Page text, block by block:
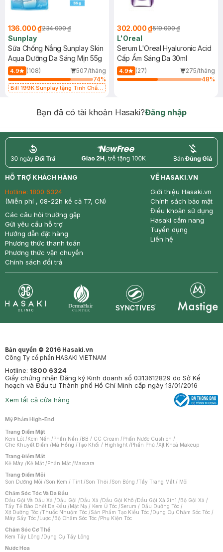
136.000 ₫234.000 ₫
Sunplay
Sữa Chống Nắng Sunplay Skin
Aqua Dưỡng Da Sáng Mịn 55g
4.9 (108)
507/tháng
74%
Bill 199K Sunplay tặng Tinh Chất
302.000 ₫519.000 ₫
L'Oreal
Serum L'Oreal Hyaluronic Acid
Cấp Ẩm Sáng Da 30ml
4.9 (27)
275/tháng
48%
Bạn đã có tài khoản Hasaki?Đăng nhập
return nowfree price
HỖ TRỢ KHÁCH HÀNG
Hotline: 1800 6324
(Miễn phí , 08-22h kể cả T7, CN)
Các câu hỏi thường gặp
Gửi yêu cầu hỗ trợ
Hướng dẫn đặt hàng
Phương thức thanh toán
Phương thức vận chuyển
Chính sách đổi trả
VỀ HASAKI.VN
Giới thiệu Hasaki.vn
Chính sách bảo mật
Điều khoản sử dụng
Hasaki cẩm nang
Tuyển dụng
Liên hệ
Bản quyền © 2016 Hasaki.vn
Công Ty cổ phần HASAKI VIETNAM
Hotline: 1800 6324
Giấy chứng nhận Đăng ký Kinh doanh số 0313612829 do Sở Kế
hoạch và Đầu tư Thành phố Hồ Chí Minh cấp ngày 13/01/2016
Xem tất cả cửa hàng
Mỹ Phẩm High-End
Trang Điểm Mặt
Kem Lót /Kem Nền /Phấn Nền /BB / CC Cream /Phấn Nước Cushion /
Che Khuyết Điểm /Má Hồng /Tạo Khối / Highlight /Phấn Phủ /Xịt Khoá Makeup
Trang Điểm Mắt
Kẻ Mày /Kẻ Mắt /Phấn Mắt /Mascara
Trang Điểm Môi
Son Dưỡng Môi /Son Kem / Tint /Son Thỏi /Son Bóng /Tẩy Trang Mắt / Môi
Chăm Sóc Tóc Và Da Đầu
Dầu Gội Và Dầu Xả /Dầu Gội /Dầu Xả /Dầu Gội Khô /Dầu Gội Xả 2in1 /Bộ Gội Xả /
Tẩy Tế Bào Chết Da Đầu /Mặt Nạ / Kem Ủ Tóc /Serum / Dầu Dưỡng Tóc /
Xịt Dưỡng Tóc /Thuốc Nhuộm Tóc /Sản Phẩm Tạo Kiểu Tóc /Dụng Cụ Chăm Sóc Tóc /
Máy Sấy Tóc /Lược /Bộ Chăm Sóc Tóc /Phụ Kiện Tóc
Chăm Sóc Cơ Thể
Kem Tẩy Lông /Dụng Cụ Tẩy Lông
Nước Hoa